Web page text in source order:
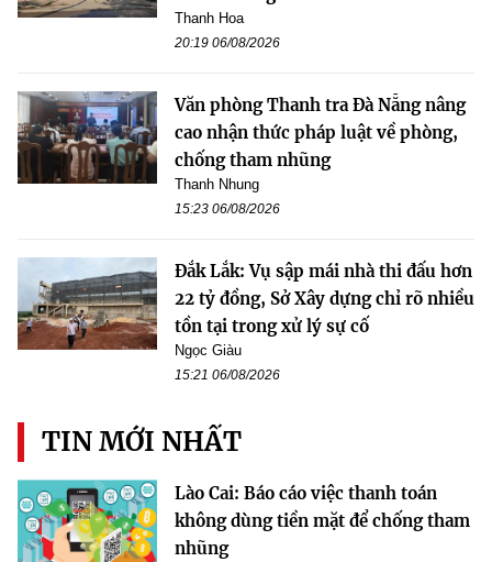
Thanh Hoa
20:19 06/08/2026
Văn phòng Thanh tra Đà Nẵng nâng
cao nhận thức pháp luật về phòng,
chống tham nhũng
Thanh Nhung
15:23 06/08/2026
Đắk Lắk: Vụ sập mái nhà thi đấu hơn
22 tỷ đồng, Sở Xây dựng chỉ rõ nhiều
tồn tại trong xử lý sự cố
Ngọc Giàu
15:21 06/08/2026
TIN MỚI NHẤT
Lào Cai: Báo cáo việc thanh toán
không dùng tiền mặt để chống tham
nhũng